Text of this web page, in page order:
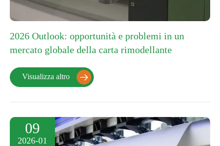
2026 Outlook: opportunità e problemi in un
mercato globale della carta rimodellante
Visualizza altro 
09
2026-01